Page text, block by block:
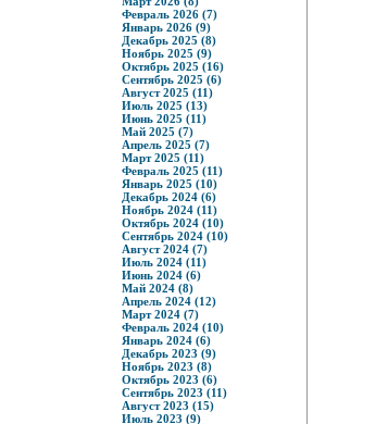
Февраль 2026 (7)
Январь 2026 (9)
Декабрь 2025 (8)
Ноябрь 2025 (9)
Октябрь 2025 (16)
Сентябрь 2025 (6)
Август 2025 (11)
Июль 2025 (13)
Июнь 2025 (11)
Май 2025 (7)
Апрель 2025 (7)
Март 2025 (11)
Февраль 2025 (11)
Январь 2025 (10)
Декабрь 2024 (6)
Ноябрь 2024 (11)
Октябрь 2024 (10)
Сентябрь 2024 (10)
Август 2024 (7)
Июль 2024 (11)
Июнь 2024 (6)
Май 2024 (8)
Апрель 2024 (12)
Март 2024 (7)
Февраль 2024 (10)
Январь 2024 (6)
Декабрь 2023 (9)
Ноябрь 2023 (8)
Октябрь 2023 (6)
Сентябрь 2023 (11)
Август 2023 (15)
Июль 2023 (9)